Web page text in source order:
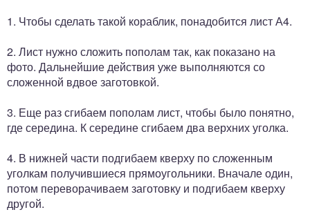
1. Чтобы сделать такой кораблик, понадобится лист А4.
2. Лист нужно сложить пополам так, как показано на
фото. Дальнейшие действия уже выполняются со
сложенной вдвое заготовкой.
3. Еще раз сгибаем пополам лист, чтобы было понятно,
где середина. К середине сгибаем два верхних уголка.
4. В нижней части подгибаем кверху по сложенным
уголкам получившиеся прямоугольники. Вначале один,
потом переворачиваем заготовку и подгибаем кверху
другой.